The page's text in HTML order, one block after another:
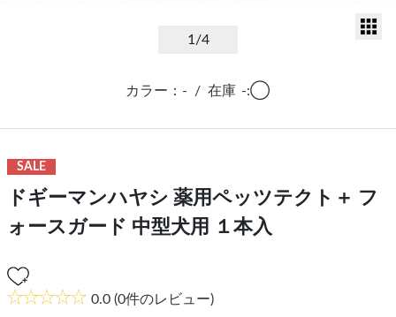
1/4
カラー：- / 在庫 -:◯
SALE
ドギーマンハヤシ 薬用ペッツテクト＋ フ
ォースガード 中型犬用 １本入
0.0 (0件のレビュー)